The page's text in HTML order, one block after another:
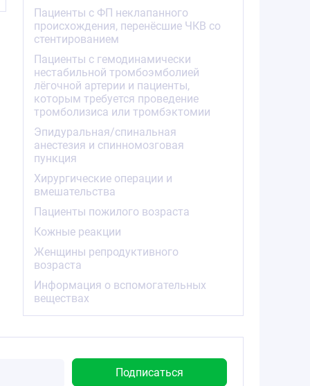
Пациенты с ФП неклапанного
происхождения, перенёсшие ЧКВ со
стентированием
Пациенты с гемодинамически
нестабильной тромбоэмболией
лёгочной артерии и пациенты,
которым требуется проведение
тромболизиса или тромбэктомии
Эпидуральная/спинальная
анестезия и спинномозговая
пункция
Хирургические операции и
вмешательства
Пациенты пожилого возраста
Кожные реакции
Женщины репродуктивного
возраста
Информация о вспомогательных
веществах